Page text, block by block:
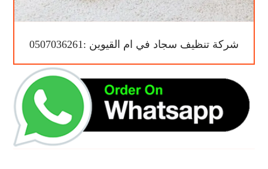
شركة تنظيف سجاد في ام القيوين :0507036261